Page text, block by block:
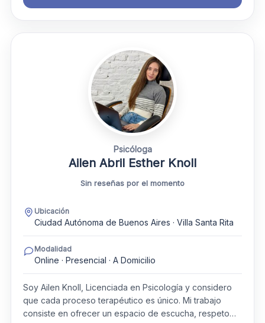
Psicóloga
Ailen Abril Esther Knoll
Sin reseñas por el momento
Ubicación
Ciudad Autónoma de Buenos Aires · Villa Santa Rita
Modalidad
Online · Presencial · A Domicilio
Soy Ailen Knoll, Licenciada en Psicología y considero
que cada proceso terapéutico es único. Mi trabajo
consiste en ofrecer un espacio de escucha, respeto…